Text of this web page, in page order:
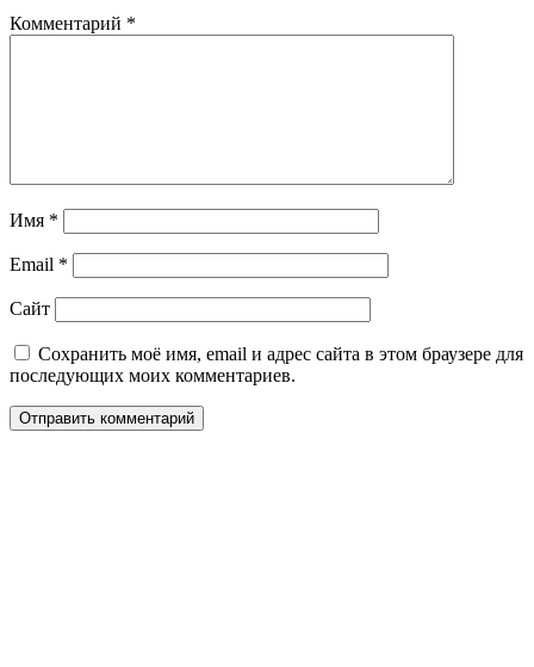
Комментарий *
Имя *
Email *
Сайт
Сохранить моё имя, email и адрес сайта в этом браузере для
последующих моих комментариев.